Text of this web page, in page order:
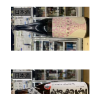
日本酒
日本酒